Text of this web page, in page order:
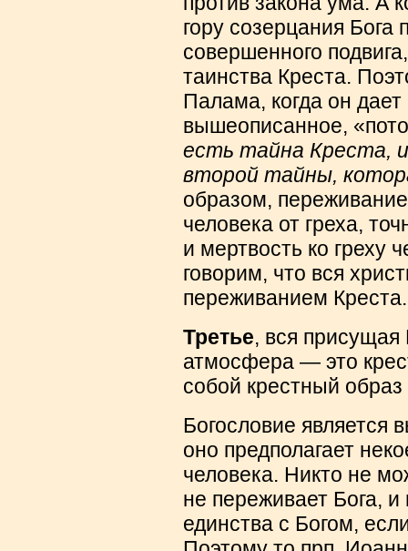
гору созерцания Бога
совершенного
таинства Креста.
Палама, когда он
вышеописанное,
есть тайна Креста,
второй тайны,
образом,
человека от греха,
и мертвость ко греху
говорим, что вся
переживанием Креста.
Третье, вся
атмосфера — это
собой крестный
Богословие является
оно предполагает
человека. Никто не
не переживает Бога,
единства с Богом,